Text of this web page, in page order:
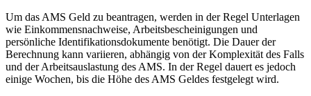
Um das AMS Geld zu beantragen, werden in der Regel Unterlagen
wie Einkommensnachweise, Arbeitsbescheinigungen und
persönliche Identifikationsdokumente benötigt. Die Dauer der
Berechnung kann variieren, abhängig von der Komplexität des Falls
und der Arbeitsauslastung des AMS. In der Regel dauert es jedoch
einige Wochen, bis die Höhe des AMS Geldes festgelegt wird.